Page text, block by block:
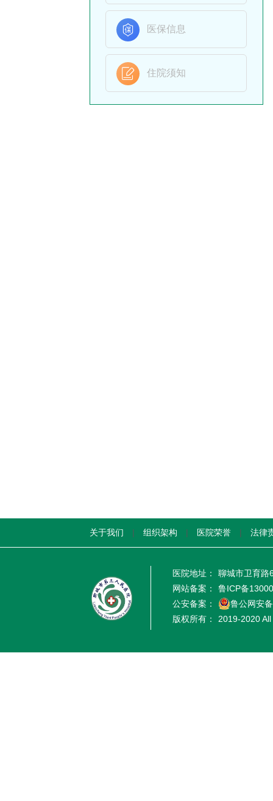
 医保信息
 住院须知
关于我们 | 组织架构 | 医院荣誉 | 法律
医院地址：
聊城市卫育路
网站备案：
鲁ICP备
公安备案：
鲁公网安
版权所有：
2019-2020